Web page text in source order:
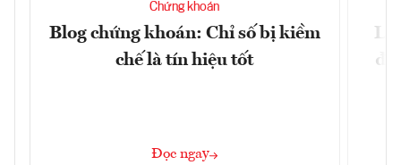
Chứng khoán
Blog chứng khoán: Chỉ số bị kiềm
chế là tín hiệu tốt
Đọc ngay